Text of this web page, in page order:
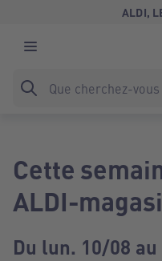
ALDI,
Cette
ALDI-
Du lun. 10/08